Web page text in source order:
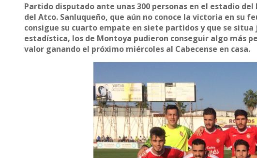
Partido disputado ante unas 300 personas en el estadio
del Atco. Sanluqueño, que aún no conoce la victoria en su
consigue su cuarto empate en siete partidos y que se
estadística, los de Montoya pudieron conseguir algo más
valor ganando el próximo miércoles al Cabecense en casa.